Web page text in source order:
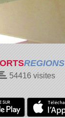
REGIONS
54416visites